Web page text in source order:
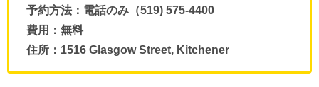
予約方法：電話のみ（519) 575-4400
費用：無料
住所：1516 Glasgow Street, Kitchener